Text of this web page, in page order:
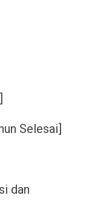
Selesai]
dan